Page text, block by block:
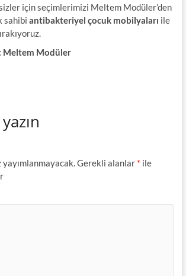
için seçimlerimizi Meltem Modüler’den
sahibi antibakteriyel çocuk mobilyaları ile
Meltem Modüler
yayımlanmayacak.Gerekli alanlar * ile